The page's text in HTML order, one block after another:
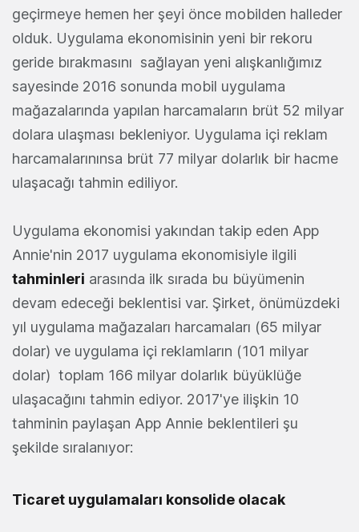
geçirmeye hemen her şeyi önce mobilden halleder
olduk. Uygulama ekonomisinin yeni bir rekoru
geride bırakmasını sağlayan yeni alışkanlığımız
sayesinde 2016 sonunda mobil uygulama
mağazalarında yapılan harcamaların brüt 52 milyar
dolara ulaşması bekleniyor. Uygulama içi reklam
harcamalarınınsa brüt 77 milyar dolarlık bir hacme
ulaşacağı tahmin ediliyor.
Uygulama ekonomisi yakından takip eden App
Annie'nin 2017 uygulama ekonomisiyle ilgili
tahminleri arasında ilk sırada bu büyümenin
devam edeceği beklentisi var. Şirket, önümüzdeki
yıl uygulama mağazaları harcamaları (65 milyar
dolar) ve uygulama içi reklamların (101 milyar
dolar) toplam 166 milyar dolarlık büyüklüğe
ulaşacağını tahmin ediyor. 2017'ye ilişkin 10
tahminin paylaşan App Annie beklentileri şu
şekilde sıralanıyor:
Ticaret uygulamaları konsolide olacak